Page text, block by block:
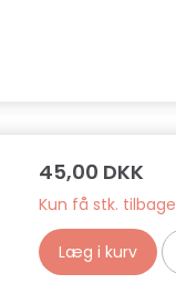
45,00 DKK
Kun få stk. tilbage
Læg i kurv